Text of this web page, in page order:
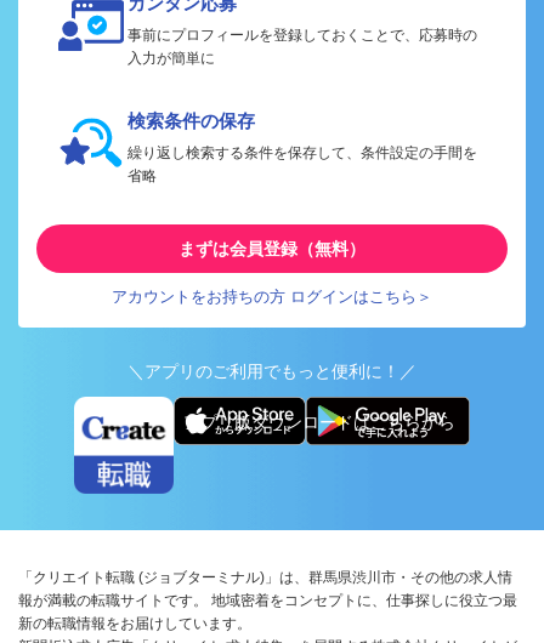
事前にプロフィールを登録しておくことで、応募時の
入力が簡単に
検索条件の保存
繰り返し検索する条件を保存して、条件設定の手間を
省略
まずは会員登録（無料）
アカウントをお持ちの方 ログインはこちら＞
＼アプリのご利用でもっと便利に！／
アプリ版ダウンロードはこちらから
「クリエイト転職 (ジョブターミナル)」は、群馬県渋川市・その他の求人情
報が満載の転職サイトです。 地域密着をコンセプトに、仕事探しに役立つ最
新の転職情報をお届けしています。